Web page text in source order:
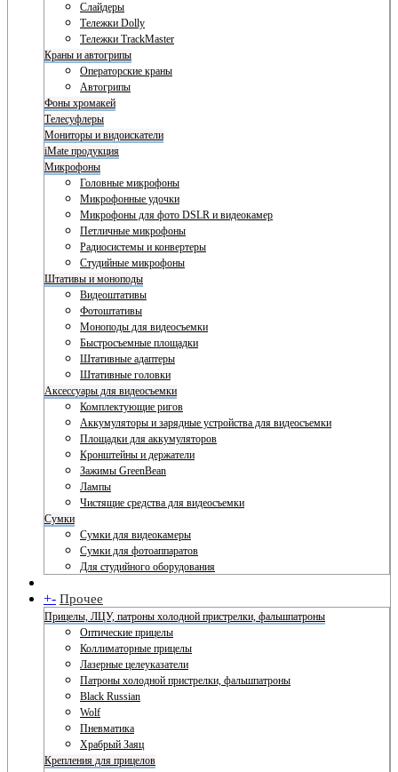
Слайдеры
Тележки Dolly
Тележки TrackMaster
Краны и автогрипы
Операторские краны
Автогрипы
Фоны хромакей
Телесуфлеры
Мониторы и видоискатели
iMate продукция
Микрофоны
Головные микрофоны
Микрофонные удочки
Микрофоны для фото DSLR и видеокамер
Петличные микрофоны
Радиосистемы и конвертеры
Студийные микрофоны
Штативы и моноподы
Видеоштативы
Фотоштативы
Моноподы для видеосъемки
Быстросъемные площадки
Штативные адаптеры
Штативные головки
Аксессуары для видеосъемки
Комплектующие ригов
Аккумуляторы и зарядные устройства для видеосъемки
Площадки для аккумуляторов
Кронштейны и держатели
Зажимы GreenBean
Лампы
Чистящие средства для видеосъемки
Сумки
Сумки для видеокамеры
Сумки для фотоаппаратов
Для студийного оборудования
+- Прочее
Прицелы, ЛЦУ, патроны холодной пристрелки, фальшпатроны
Оптические прицелы
Коллиматорные прицелы
Лазерные целеуказатели
Патроны холодной пристрелки, фальшпатроны
Black Russian
Wolf
Пневматика
Храбрый Заяц
Крепления для прицелов